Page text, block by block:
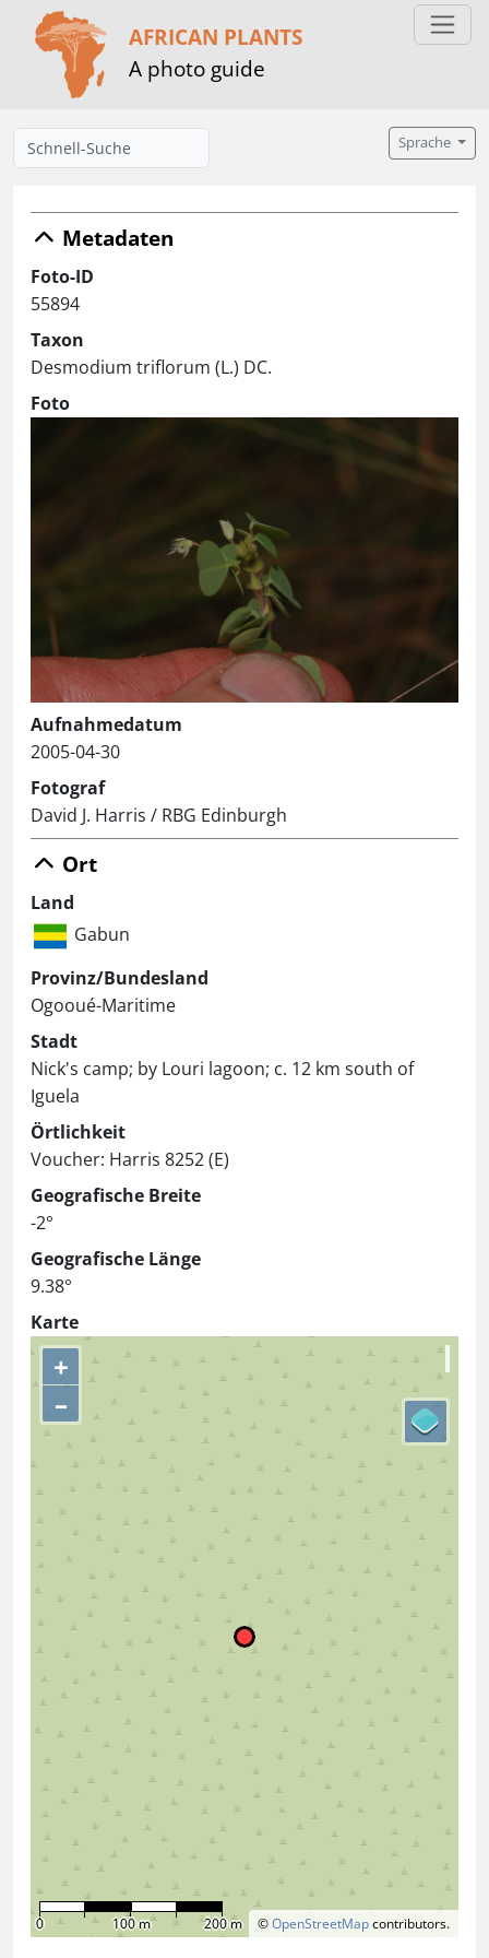
AFRICAN PLANTS
A photo guide
Sprache
Metadaten
Foto-ID
55894
Taxon
Desmodium triflorum (L.) DC.
Foto
Aufnahmedatum
2005-04-30
Fotograf
David J. Harris / RBG Edinburgh
Ort
Land
Gabun
Provinz/Bundesland
Ogooué-Maritime
Stadt
Nick's camp; by Louri lagoon; c. 12 km south of
Iguela
Örtlichkeit
Voucher: Harris 8252 (E)
Geografische Breite
-2°
Geografische Länge
9.38°
Karte
+
–
©OpenStreetMapcontributors.
0 100 m 200 m